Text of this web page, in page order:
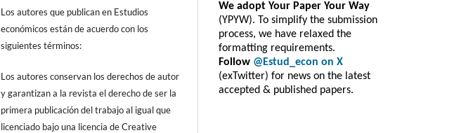
Los autores que publican en Estudios
económicos están de acuerdo con los
siguientes términos:
Los autores conservan los derechos de autor
y garantizan a la revista el derecho de ser la
primera publicación del trabajo al igual que
licenciado bajo una licencia de Creative
We adopt Your Paper Your Way
(YPYW). To simplify the submission
process, we have relaxed the
formatting requirements.
Follow @Estud_econ on X
(exTwitter) for news on the latest
accepted & published papers.